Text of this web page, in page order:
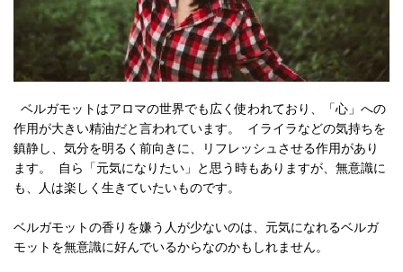
ベルガモットはアロマの世界でも広く使われており、「心」への
作用が大きい精油だと言われています。 イライラなどの気持ちを
鎮静し、気分を明るく前向きに、リフレッシュさせる作用があり
ます。 自ら「元気になりたい」と思う時もありますが、無意識に
も、人は楽しく生きていたいものです。
ベルガモットの香りを嫌う人が少ないのは、元気になれるベルガ
モットを無意識に好んでいるからなのかもしれません。